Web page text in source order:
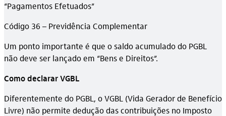
“Pagamentos Efetuados”
Código 36 – Previdência Complementar
Um ponto importante é que o saldo acumulado do PGBL
não deve ser lançado em “Bens e Direitos”.
Como declarar VGBL
Diferentemente do PGBL, o VGBL (Vida Gerador de Benefício
Livre) não permite dedução das contribuições no Imposto